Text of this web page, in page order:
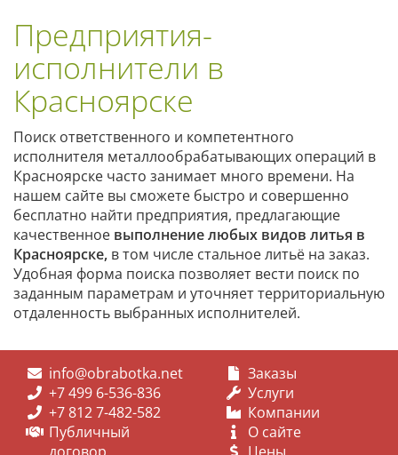
Предприятия-
исполнители в
Красноярске
Поиск ответственного и компетентного
исполнителя металлообрабатывающих операций в
Красноярске часто занимает много времени. На
нашем сайте вы сможете быстро и совершенно
бесплатно найти предприятия, предлагающие
качественное выполнение любых видов литья в
Красноярске, в том числе стальное литьё на заказ.
Удобная форма поиска позволяет вести поиск по
заданным параметрам и уточняет территориальную
отдаленность выбранных исполнителей.
info@obrabotka.net
+7 499 6-536-836
+7 812 7-482-582
Публичный
Заказы
Услуги
Компании
О сайте